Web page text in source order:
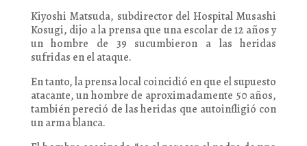
Kiyoshi Matsuda, subdirector del Hospital Musashi
Kosugi, dijo a la prensa que una escolar de 12 años y
un hombre de 39 sucumbieron a las heridas
sufridas en el ataque.
En tanto, la prensa local coincidió en que el supuesto
atacante, un hombre de aproximadamente 50 años,
también pereció de las heridas que autoinfligió con
un arma blanca.